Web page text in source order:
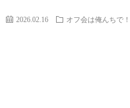
2026.02.16 オフ会は俺んちで！